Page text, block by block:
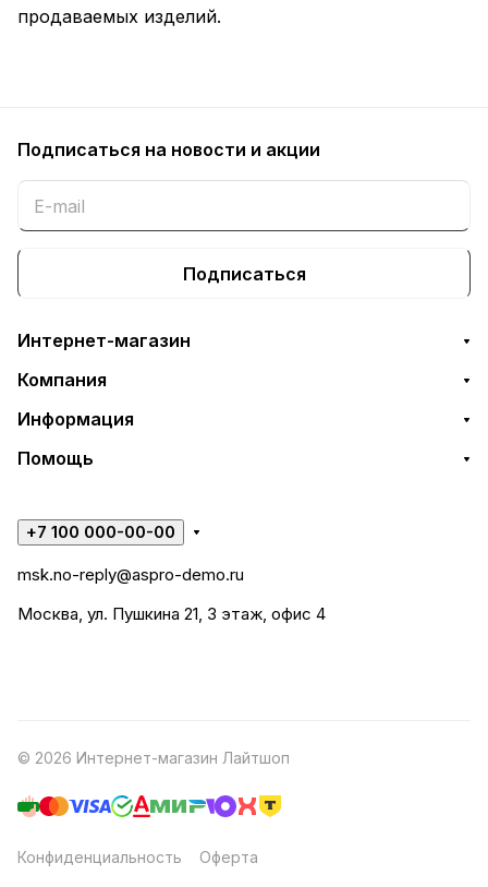
продаваемых изделий.
Подписаться на новости и акции
Подписаться
Интернет-магазин
Компания
Информация
Помощь
+7 100 000-00-00
msk.no-reply@aspro-demo.ru
Москва, ул. Пушкина 21, 3 этаж, офис 4
© 2026 Интернет-магазин Лайтшоп
Конфиденциальность Оферта